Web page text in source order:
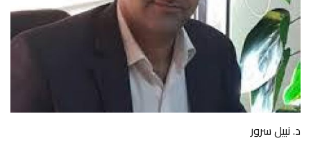
د. نبيل سرور